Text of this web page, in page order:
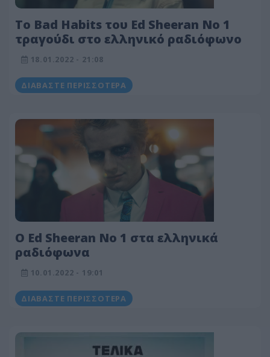
To Bad Habits του Ed Sheeran Νο 1
τραγούδι στο ελληνικό ραδιόφωνο
18.01.2022 - 21:08
ΔΙΑΒΆΣΤΕ ΠΕΡΙΣΣΌΤΕΡΑ
Ο Ed Sheeran Nο 1 στα ελληνικά
ραδιόφωνα
10.01.2022 - 19:01
ΔΙΑΒΆΣΤΕ ΠΕΡΙΣΣΌΤΕΡΑ